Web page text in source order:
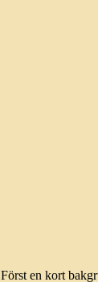
Först en kort